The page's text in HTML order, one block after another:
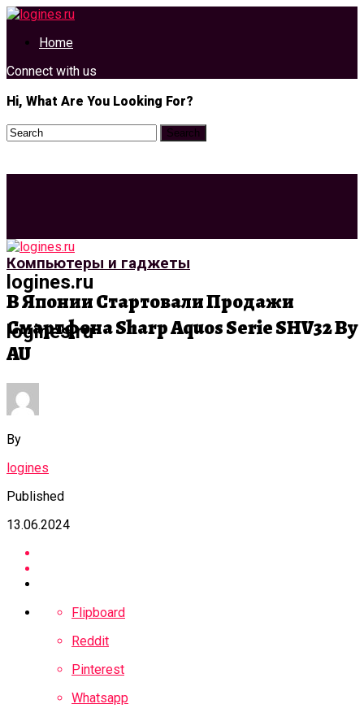
Home
Connect with us
Hi, What Are You Looking For?
logines.ru
logines.ru
Компьютеры и гаджеты
В Японии Стартовали Продажи
Смартфона Sharp Aquos Serie SHV32 By
AU
By
logines
Published
13.06.2024
Flipboard
Reddit
Pinterest
Whatsapp